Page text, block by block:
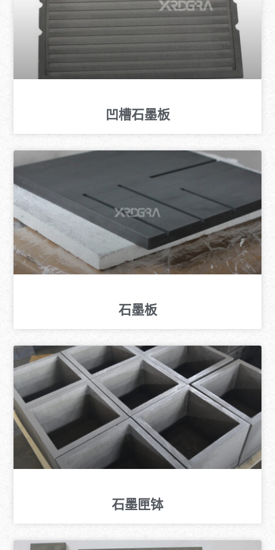
凹槽石墨板
石墨板
石墨匣钵